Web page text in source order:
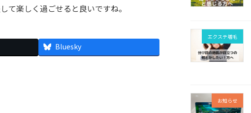
て楽しく過ごせると良いですね。
Bluesky
エクステ増毛
お知らせ